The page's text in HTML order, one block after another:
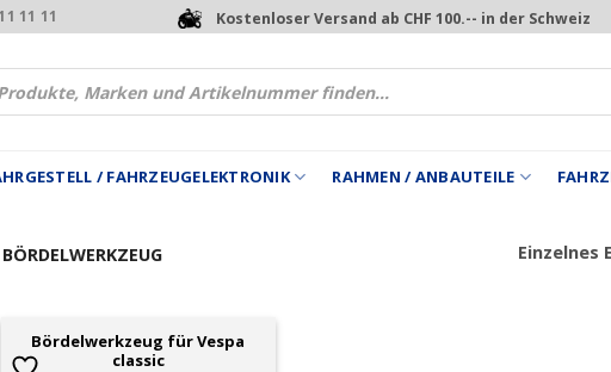
11 11 Kostenloser Versand ab CHF 100.-- in der Schweiz
/ FAHRZEUGELEKTRONIK RAHMEN / ANBAUTEILE
BÖRDELWERKZEUG Einzelnes
Bördelwerkzeug für Vespa
classic